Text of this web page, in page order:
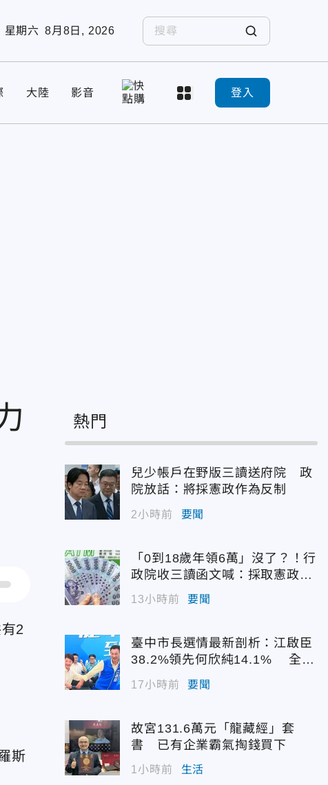
星期六 8月8日, 2026
大陸 影音 登入
2
斯
熱門
兒少帳戶在野版三讀送府院 政
院放話：將採憲政作為反制
2小時前 要聞
「0到18歲年領6萬」沒了？！行
政院收三讀函文喊：採取憲政作
13小時前 要聞
臺中市長選情最新剖析：江啟臣
38.2%領先何欣純14.1% 全世
代支持度全面居首
17小時前 要聞
故宮131.6萬元「龍藏經」套
書 已有企業霸氣掏錢買下
1小時前 生活